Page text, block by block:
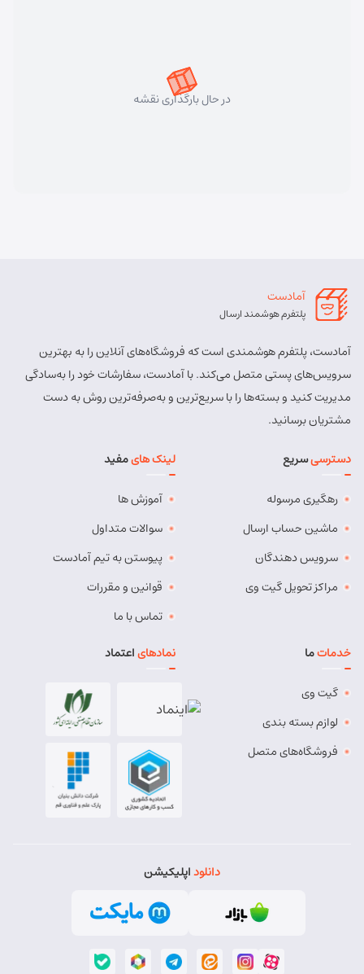
در حال بارگذاری نقشه
آمادست
پلتفرم هوشمند ارسال
آمادست، پلتفرم هوشمندی است که فروشگاه‌های آنلاین را به بهترین
سرویس‌های پستی متصل می‌کند. با آمادست، سفارشات خود را به‌سادگی
مدیریت کنید و بسته‌ها را با سریع‌ترین و به‌صرفه‌ترین روش به دست
مشتریان برسانید.
دسترسیسریع
رهگیری مرسوله
ماشین حساب ارسال
سرویس دهندگان
مراکز تحویل گیت وی
لینک هایمفید
آموزش ها
سوالات متداول
پیوستن به تیم آمادست
قوانین و مقررات
تماس با ما
خدماتما
گیت وی
لوازم بسته بندی
فروشگاه‌های متصل
نمادهایاعتماد
دانلوداپلیکیشن